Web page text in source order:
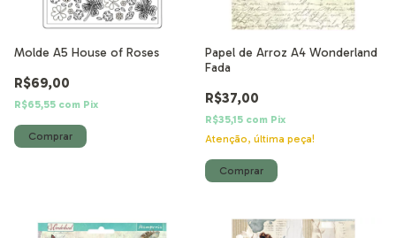
Molde A5 House of Roses
R$69,00
R$65,55 com Pix
Papel de Arroz A4 Wonderland
Fada
R$37,00
R$35,15 com Pix
Atenção, última peça!